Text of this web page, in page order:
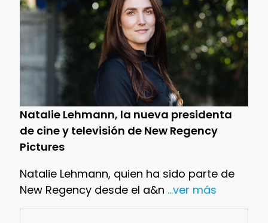
Natalie Lehmann, la nueva presidenta
de cine y televisión de New Regency
Pictures
Natalie Lehmann, quien ha sido parte de
New Regency desde el a&n ...ver más